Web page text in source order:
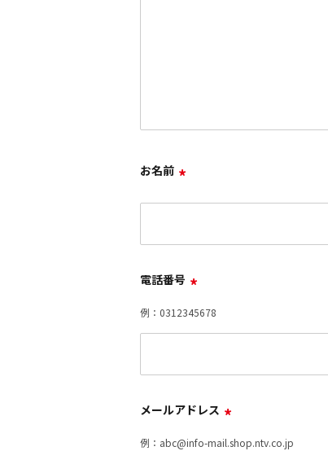
お名前 *
電話番号 *
例：0312345678
メールアドレス *
例：abc@info-mail.shop.ntv.co.jp